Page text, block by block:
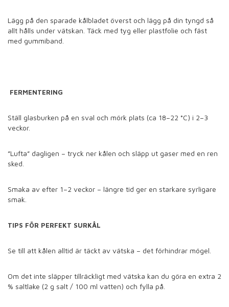
Lägg på den sparade kålbladet överst och lägg på din tyngd så
allt hålls under vätskan. Täck med tyg eller plastfolie och fäst
med gummiband.
FERMENTERING
Ställ glasburken på en sval och mörk plats (ca 18–22 °C) i 2–3
veckor.
”Lufta” dagligen – tryck ner kålen och släpp ut gaser med en ren
sked.
Smaka av efter 1–2 veckor – längre tid ger en starkare syrligare
smak.
TIPS FÖR PERFEKT SURKÅL
Se till att kålen alltid är täckt av vätska – det förhindrar mögel.
Om det inte släpper tillräckligt med vätska kan du göra en extra 2
% saltlake (2 g salt / 100 ml vatten) och fylla på.